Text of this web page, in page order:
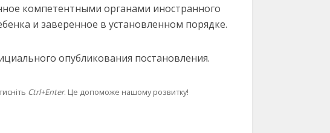
компетентными органами иностранного
и заверенное в установленном порядке.
опубликования постановления.
Ctrl+Enter. Це допоможе нашому розвитку!